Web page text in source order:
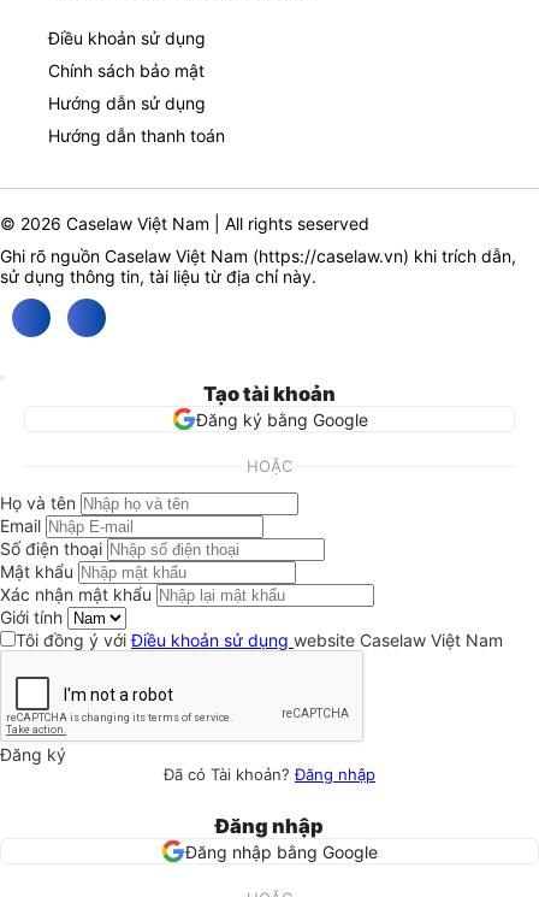
Điều khoản sử dụng
Chính sách bảo mật
Hướng dẫn sử dụng
Hướng dẫn thanh toán
© 2026 Caselaw Việt Nam | All rights seserved
Ghi rõ nguồn Caselaw Việt Nam (https://caselaw.vn) khi trích dẫn,
sử dụng thông tin, tài liệu từ địa chỉ này.
Tạo tài khoản
Đăng ký bằng Google
HOẶC
Họ và tên
Email
Số điện thoại
Mật khẩu
Xác nhận mật khẩu
Giới tính
Tôi đồng ý vớiĐiều khoản sử dụng website Caselaw Việt Nam
Đăng ký
Đã có Tài khoản?Đăng nhập
Đăng nhập
Đăng nhập bằng Google